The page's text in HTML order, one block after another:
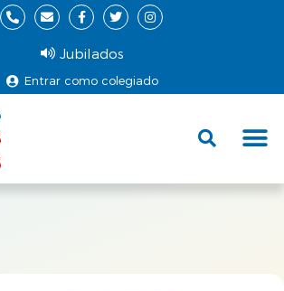
Entrar como colegiado
Jubilados